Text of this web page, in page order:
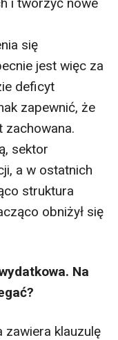
i tworzyć nowe
się
jest więc za
deficyt
zapewnić, że
zachowana.
sektor
a w ostatnich
struktura
obniżył się
Na
zawiera klauzulę